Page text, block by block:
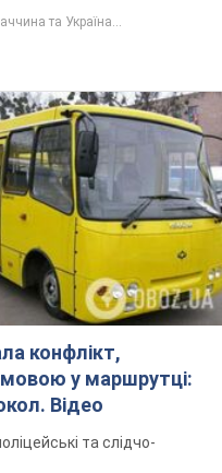
та Україна...
конфлікт,
у маршрутці:
Відео
та слідчо-